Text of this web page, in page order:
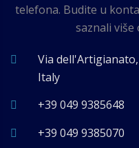
telefona. Budite u
saznali više
Via
Italy
+39 049 9385648
+39 049 9385070